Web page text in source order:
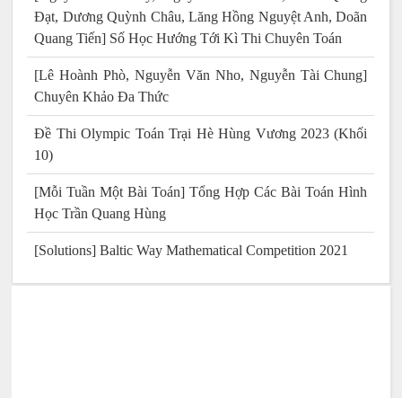
Đạt, Dương Quỳnh Châu, Lăng Hồng Nguyệt Anh, Doãn
Quang Tiến] Số Học Hướng Tới Kì Thi Chuyên Toán
[Lê Hoành Phò, Nguyễn Văn Nho, Nguyễn Tài Chung]
Chuyên Khảo Đa Thức
Đề Thi Olympic Toán Trại Hè Hùng Vương 2023 (Khối
10)
[Mỗi Tuần Một Bài Toán] Tổng Hợp Các Bài Toán Hình
Học Trần Quang Hùng
[Solutions] Baltic Way Mathematical Competition 2021